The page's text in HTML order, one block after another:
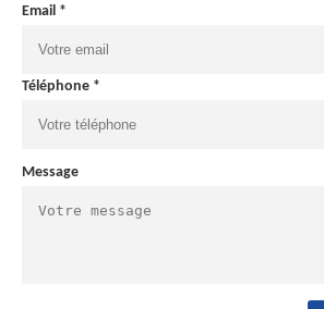
Email *
Téléphone *
Message